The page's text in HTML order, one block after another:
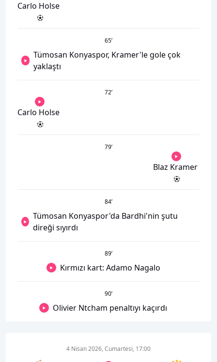
Carlo Holse
65’
Tümosan Konyaspor, Kramer'le gole çok
yaklaştı
72’
Carlo Holse
79’
Blaz Kramer
84’
Tümosan Konyaspor'da Bardhi'nin şutu
direği sıyırdı
89’
Kırmızı kart: Adamo Nagalo
90’
Olivier Ntcham penaltıyı kaçırdı
4 Nisan 2026, Cumartesi, 17:00